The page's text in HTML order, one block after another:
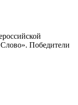
Победители